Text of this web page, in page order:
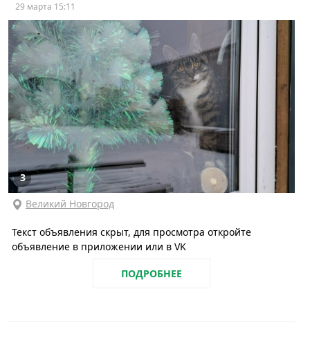
29 марта 15:11
3
Великий Новгород
Текст объявления скрыт, для просмотра откройте
объявление в приложении или в VK
ПОДРОБНЕЕ